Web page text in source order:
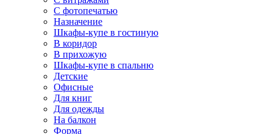
С фотопечатью
Назначение
Шкафы-купе в гостиную
В коридор
В прихожую
Шкафы-купе в спальню
Детские
Офисные
Для книг
Для одежды
На балкон
Форма